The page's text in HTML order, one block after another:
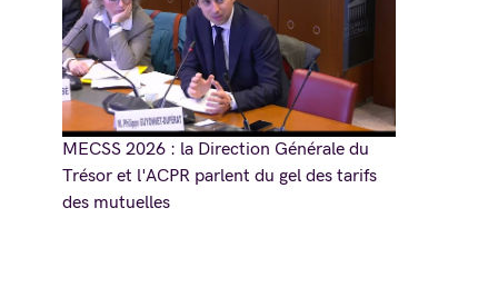
MECSS 2026 : la Direction Générale du
Trésor et l'ACPR parlent du gel des tarifs
des mutuelles